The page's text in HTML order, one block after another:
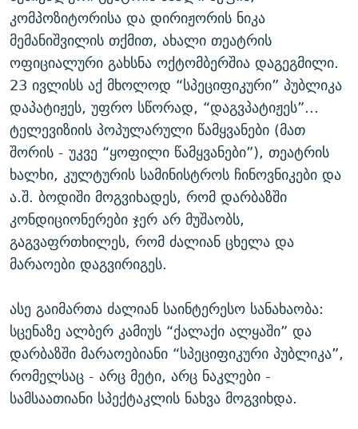
კომპოზიტორისა და დირიჟორის ნიკა
მემანიშვილის თქმით, ახალი თეატრის
ოფიციალური გახსნა ოქტომბერშია დაგეგმილი.
23 ივლისს აქ მხოლოდ “სპეციფიკური” პუბლიკა
დაპატიჟეს, უფრო სწორად, “დაგვპატიჟეს”...
ტელევიზიის პოპულარული წამყვანები (მათ
შორის - უკვე “ყოფილი წამყვანები”), თეატრის
ხალხი, კულტურის სამინისტროს ჩინოვნიკები და
ა.შ. ბოდიში მოგვიხადეს, რომ დარბაზში
კონდიციონერები ჯერ არ მუშაობს,
გაგვაფრთხილეს, რომ ძალიან ცხელა და
მარაოები დაგვირიგეს.
ასე გაიმართა ძალიან საინტერესო სანახაობა:
სცენაზე ალბერ კამიუს “ქალაქი ალყაში” და
დარბაზში მარაოებიანი “სპეციფიკური პუბლიკა”,
რომელსაც - არც მეტი, არც ნაკლები -
სამსაათიანი სპექტაკლის ნახვა მოგვიხდა.